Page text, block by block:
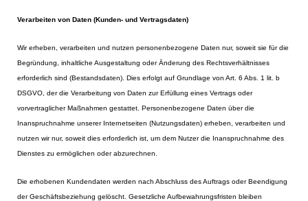
Verarbeiten von Daten (Kunden- und Vertragsdaten)
Wir erheben, verarbeiten und nutzen personenbezogene Daten nur, soweit sie für die
Begründung, inhaltliche Ausgestaltung oder Änderung des Rechtsverhältnisses
erforderlich sind (Bestandsdaten). Dies erfolgt auf Grundlage von Art. 6 Abs. 1 lit. b
DSGVO, der die Verarbeitung von Daten zur Erfüllung eines Vertrags oder
vorvertraglicher Maßnahmen gestattet. Personenbezogene Daten über die
Inanspruchnahme unserer Internetseiten (Nutzungsdaten) erheben, verarbeiten und
nutzen wir nur, soweit dies erforderlich ist, um dem Nutzer die Inanspruchnahme des
Dienstes zu ermöglichen oder abzurechnen.
Die erhobenen Kundendaten werden nach Abschluss des Auftrags oder Beendigung
der Geschäftsbeziehung gelöscht. Gesetzliche Aufbewahrungsfristen bleiben